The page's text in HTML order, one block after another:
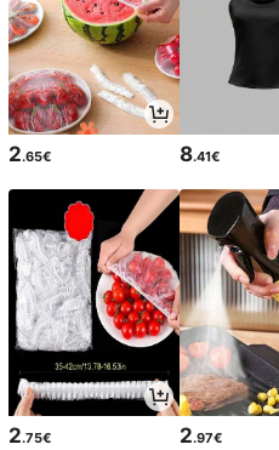
2.65€ 8.41€
2.75€ 2.97€